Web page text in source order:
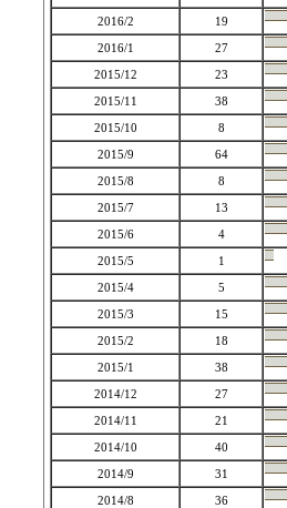
2016/2
19
2016/1
27
2015/12
23
2015/11
38
2015/10
8
2015/9
64
2015/8
8
2015/7
13
2015/6
4
2015/5
1
2015/4
5
2015/3
15
2015/2
18
2015/1
38
2014/12
27
2014/11
21
2014/10
40
2014/9
31
2014/8
36